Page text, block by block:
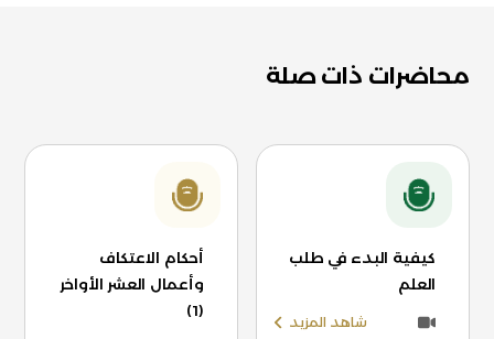
محاضرات ذات صلة
كيفية البدء في طلب
العلم
شاهد المزيد
أحكام الاعتكاف
وأعمال العشر الأواخر
(1)